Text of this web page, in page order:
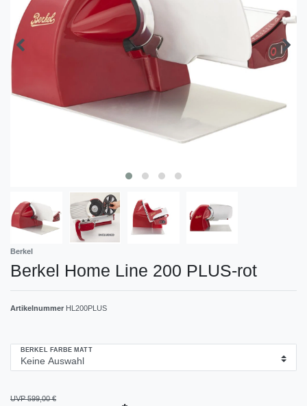
Berkel
Berkel Home Line 200 PLUS-rot
Artikelnummer HL200PLUS
BERKEL FARBE MATT
UVP 599,00 €